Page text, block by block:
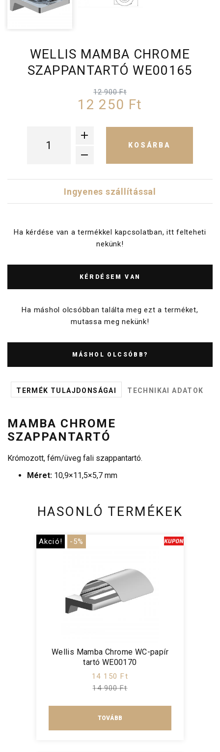
WELLIS MAMBA CHROME
SZAPPANTARTÓ WE00165
12 900 Ft
12 250 Ft
KOSÁRBA
Ingyenes szállítással
Ha kérdése van a termékkel kapcsolatban, itt felteheti
nekünk!
KÉRDÉSEM VAN
Ha máshol olcsóbban találta meg ezt a terméket,
mutassa meg nekünk!
MÁSHOL OLCSÓBB?
TERMÉK TULAJDONSÁGAI TECHNIKAI ADATOK
MAMBA CHROME
SZAPPANTARTÓ
Krómozott, fém/üveg fali szappantartó.
Méret: 10,9×11,5×5,7 mm
HASONLÓ TERMÉKEK
Akció! -5%
Wellis Mamba Chrome WC-papír
tartó WE00170
14 150 Ft
14 900 Ft
TOVÁBB